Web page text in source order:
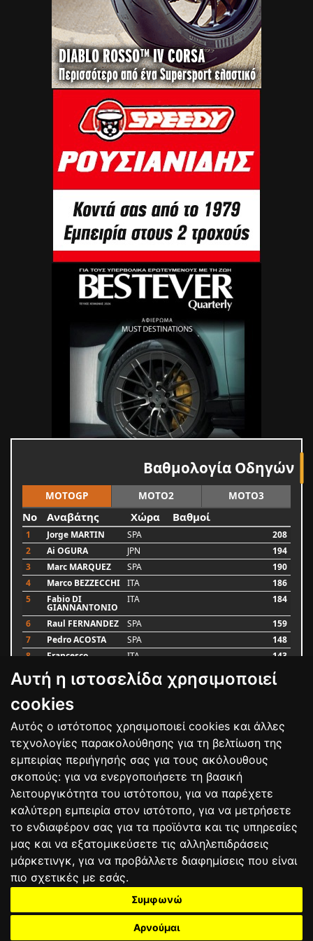
Αυτή η ιστοσελίδα χρησιμοποιεί
cookies
Αυτός ο ιστότοπος χρησιμοποιεί cookies και άλλες
τεχνολογίες παρακολούθησης για τη βελτίωση της
εμπειρίας περιήγησής σας για τους ακόλουθους
σκοπούς: για να ενεργοποιήσετε τη βασική
λειτουργικότητα του ιστότοπου, για να παρέχετε
καλύτερη εμπειρία στον ιστότοπο, για να μετρήσετε
το ενδιαφέρον σας για τα προϊόντα και τις υπηρεσίες
μας και να εξατομικεύσετε τις αλληλεπιδράσεις
μάρκετινγκ, για να προβάλλετε διαφημίσεις που είναι
πιο σχετικές με εσάς.
Συμφωνώ
Αρνούμαι
Βαθμολογία Οδηγών
MOTOGP MOTO2 MOTO3
No Αναβάτης Χώρα Βαθμοί
1 Jorge MARTIN SPA
208
2
Ai OGURA JPN
194
3
Marc MARQUEZ SPA
190
4
Marco BEZZECCHI ITA
186
5
Fabio DI
GIANNANTONIO
ITA 184
6 Raul FERNANDEZ SPA
159
7
Pedro ACOSTA SPA
148
8
Francesco ITA 143
9 Alex MARQUEZ SPA
Luca MARINI
Bαθμολογία
ΟΡΟΙ ΧΡΗΣΗΣΠΟΛΙΤΙΚΗ ΠΡΟΣΤΑΣΙΑΣ
ΑΓΩΝΕΣΑΠΟΤΕΛΕΣΜΑΤΑΑΓΟΡΑ